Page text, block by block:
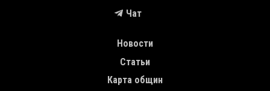
Чат
Новости
Статьи
Карта общин